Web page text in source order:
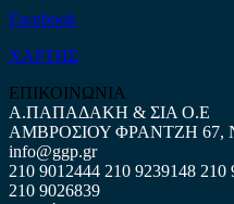
Facebook
ΧΑΡΤΗΣ
ΕΠΙΚΟΙΝΩΝΙΑ
Α.ΠΑΠΑΔΑΚΗ & ΣΙΑ Ο.Ε
ΑΜΒΡΟΣΙΟΥ ΦΡΑΝΤΖΗ 67,
info@ggp.gr
210 9012444 210 9239148 210
210 9026839